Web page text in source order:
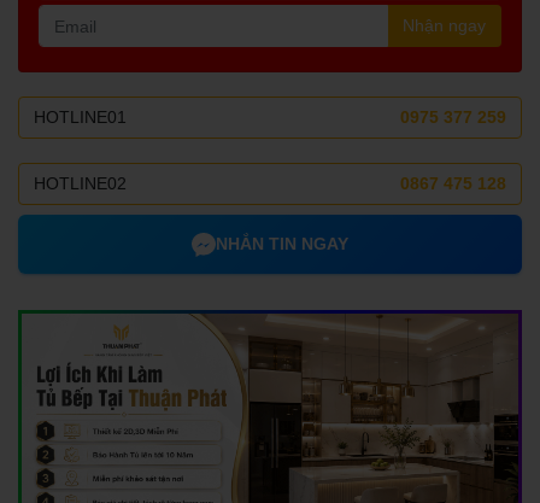
Nhận ngay
HOTLINE01 0975 377 259
HOTLINE02 0867 475 128
NHẮN TIN NGAY